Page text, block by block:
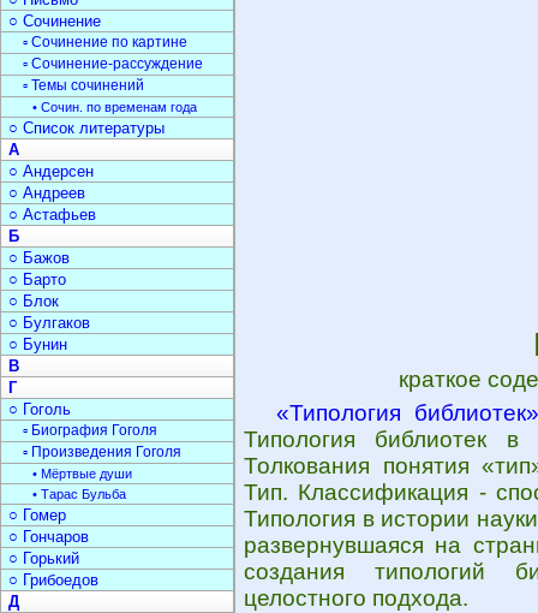
краткое
«Типология библиотек»
Типология библиотек
Толкования понятия
Тип. Классификация -
Типология в истории
развернувшаяся на
создания типологий
целостного подхода.
○ Сочинение
▫ Сочинение по картине
▫ Сочинение-рассуждение
▫ Темы сочинений
• Сочин. по временам года
○ Список литературы
А
○ Андерсен
○ Андреев
○ Астафьев
Б
○ Бажов
○ Барто
○ Блок
○ Булгаков
○ Бунин
В
Г
○ Гоголь
▫ Биография Гоголя
▫ Произведения Гоголя
• Мёртвые души
• Тарас Бульба
○ Гомер
○ Гончаров
○ Горький
○ Грибоедов
Д